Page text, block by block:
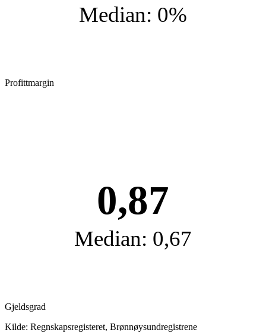
Median: 0%
Profittmargin
0,87
Median: 0,67
Gjeldsgrad
Kilde: Regnskapsregisteret, Brønnøysundregistrene